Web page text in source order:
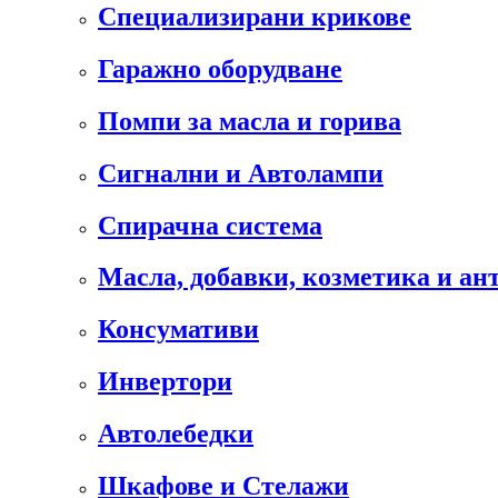
Специализирани крикове
Гаражно оборудване
Помпи за масла и горива
Сигнални и Автолампи
Спирачна система
Масла, добавки, козметика и
Консумативи
Инвертори
Автолебедки
Шкафове и Стелажи